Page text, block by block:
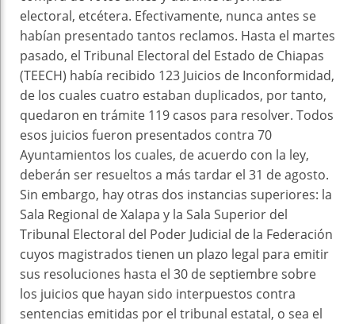
electoral, etcétera. Efectivamente, nunca antes se
habían presentado tantos reclamos. Hasta el martes
pasado, el Tribunal Electoral del Estado de Chiapas
(TEECH) había recibido 123 Juicios de Inconformidad,
de los cuales cuatro estaban duplicados, por tanto,
quedaron en trámite 119 casos para resolver. Todos
esos juicios fueron presentados contra 70
Ayuntamientos los cuales, de acuerdo con la ley,
deberán ser resueltos a más tardar el 31 de agosto.
Sin embargo, hay otras dos instancias superiores: la
Sala Regional de Xalapa y la Sala Superior del
Tribunal Electoral del Poder Judicial de la Federación
cuyos magistrados tienen un plazo legal para emitir
sus resoluciones hasta el 30 de septiembre sobre
los juicios que hayan sido interpuestos contra
sentencias emitidas por el tribunal estatal, o sea el